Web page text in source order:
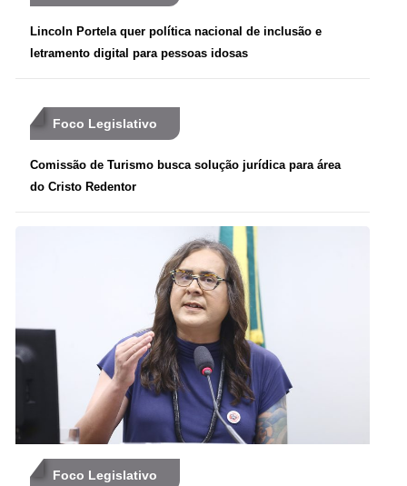
Lincoln Portela quer política nacional de inclusão e
letramento digital para pessoas idosas
Foco Legislativo
Comissão de Turismo busca solução jurídica para área
do Cristo Redentor
Foco Legislativo